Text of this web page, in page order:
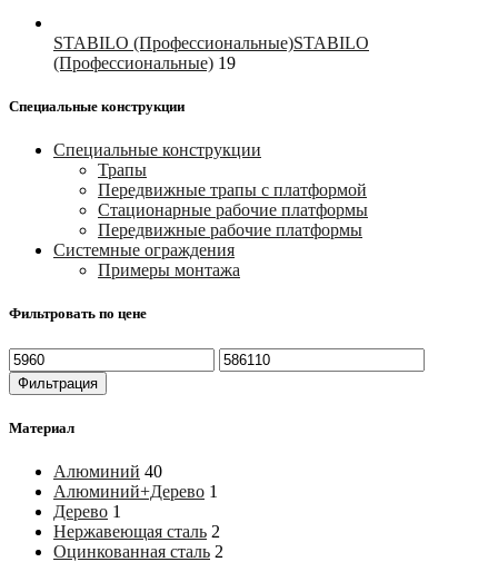
STABILO (Профессиональные)STABILO
(Профессиональные) 19
Специальные конструкции
Специальные конструкции
Трапы
Передвижные трапы с платформой
Стационарные рабочие платформы
Передвижные рабочие платформы
Системные ограждения
Примеры монтажа
Фильтровать по цене
Минимальная
цена
Максимальная
цена
Фильтрация
Материал
Алюминий 40
Алюминий+Дерево 1
Дерево 1
Нержавеющая сталь 2
Оцинкованная сталь 2